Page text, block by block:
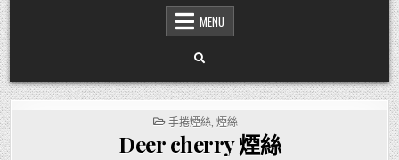
MENU
POSTED
IN
手捲煙絲, 煙絲
Deer cherry 煙絲